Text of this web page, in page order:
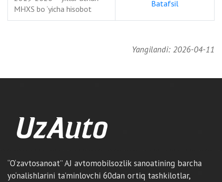
MHXS bo ‘yicha hisobot
Batafsil
Yangilandi: 2026-04-11
“O‘zavtosanoat” AJ avtomobilsozlik sanoatining barcha
yo‘nalishlarini ta’minlovchi 60dan ortiq tashkilotlar,